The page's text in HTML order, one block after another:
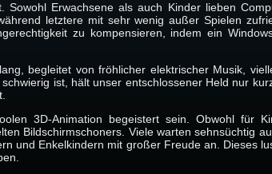
Erwachsene als auch Kinder lieben
letztere mit sehr wenig außer Spielen
zu kompensieren, indem ein
begleitet von fröhlicher elektrischer Musik,
ist, hält unser entschlossener Held nur
3D-Animation begeistert sein. Obwohl für
Bildschirmschoners. Viele warten sehnsüchtig
und Enkelkindern mit großer Freude an. Dieses